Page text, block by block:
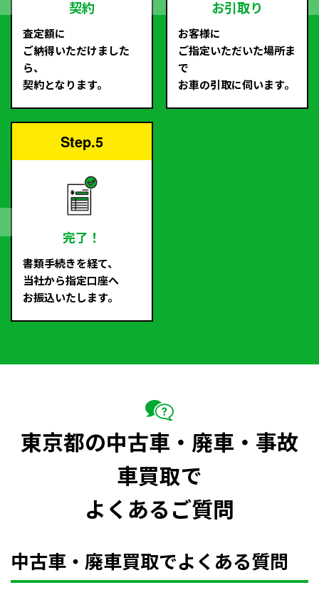
契約
査定額に
ご納得いただけました
ら、
契約となります。
お引取り
お客様に
ご指定いただいた場所ま
で
お車の引取に伺います。
Step.5
完了！
書類手続きを経て、
当社から指定口座へ
お振込いたします。
東京都の中古車・廃車・事故
車買取で
よくあるご質問
中古車・廃車買取でよくある質問